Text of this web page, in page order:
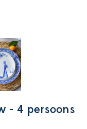
- 4 persoons